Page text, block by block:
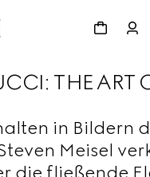
THE ART
in Bildern
Meisel
die fließende